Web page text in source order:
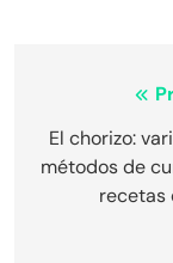
El chorizo:
métodos de
recetas